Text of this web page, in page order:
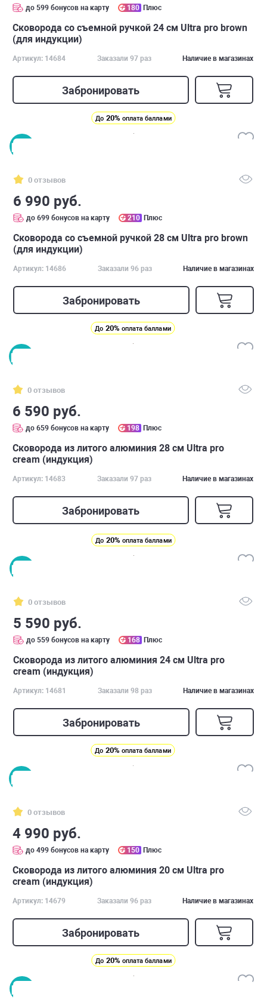
до 599 бонусов на карту 180 Плюс
Сковорода со съемной ручкой 24 см Ultra pro brown
(для индукции)
Артикул: 14684 Заказали 97 раз Наличие в магазинах
Забронировать
До 20% оплата баллами
0 отзывов
6 990 руб.
до 699 бонусов на карту 210 Плюс
Сковорода со съемной ручкой 28 см Ultra pro brown
(для индукции)
Артикул: 14686 Заказали 96 раз Наличие в магазинах
Забронировать
До 20% оплата баллами
0 отзывов
6 590 руб.
до 659 бонусов на карту 198 Плюс
Сковорода из литого алюминия 28 см Ultra pro
cream (индукция)
Артикул: 14683 Заказали 97 раз Наличие в магазинах
Забронировать
До 20% оплата баллами
0 отзывов
5 590 руб.
до 559 бонусов на карту 168 Плюс
Сковорода из литого алюминия 24 см Ultra pro
cream (индукция)
Артикул: 14681 Заказали 98 раз Наличие в магазинах
Забронировать
До 20% оплата баллами
0 отзывов
4 990 руб.
до 499 бонусов на карту 150 Плюс
Сковорода из литого алюминия 20 см Ultra pro
cream (индукция)
Артикул: 14679 Заказали 96 раз Наличие в магазинах
Забронировать
До 20% оплата баллами